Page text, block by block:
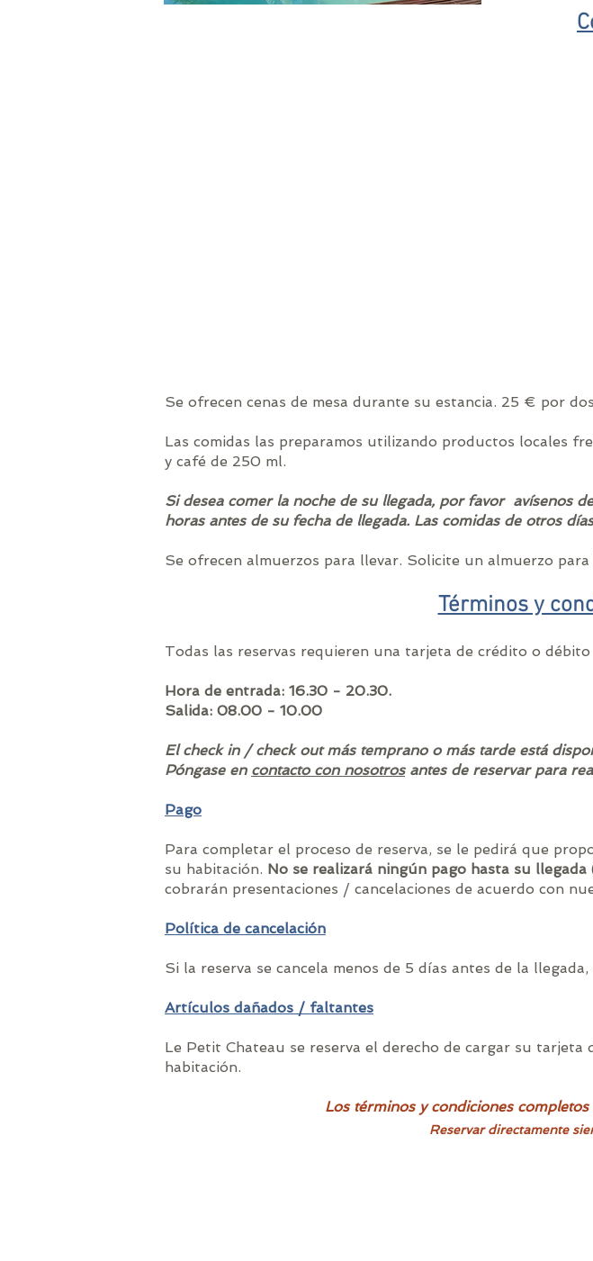
Se ofrecen cenas de mesa durante su estancia. 25 € por
Las comidas las preparamos utilizando productos locales
y café de 250 ml.
Si desea comer la noche de su llegada, por favor avísenos
horas antes de su fecha de llegada. Las comidas de otros
Se ofrecen almuerzos para llevar. Solicite un almuerzo
Términos y
Todas las reservas requieren una tarjeta de crédito o
Hora de entrada: 16.30 - 20.30.
Salida: 08.00 - 10.00
El check in / check out más temprano o más tarde está
Póngase en contacto con nosotrosantes de reservar para
Pago
Para completar el proceso de reserva, se le pedirá que
su habitación. No se realizará ningún pago hasta su llegada
cobrarán presentaciones / cancelaciones de acuerdo con
Política de cancelación
Si la reserva se cancela menos de 5 días antes de la
Artículos dañados / faltantes
Le Petit Chateau se reserva el derecho de cargar su
habitación.
Los términos y condiciones
Reservar directamente